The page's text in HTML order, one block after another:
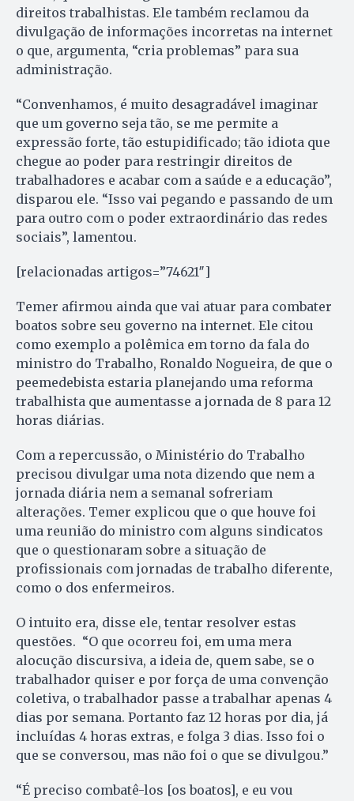
direitos trabalhistas. Ele também reclamou da
divulgação de informações incorretas na internet
o que, argumenta, “cria problemas” para sua
administração.
“Convenhamos, é muito desagradável imaginar
que um governo seja tão, se me permite a
expressão forte, tão estupidificado; tão idiota que
chegue ao poder para restringir direitos de
trabalhadores e acabar com a saúde e a educação”,
disparou ele. “Isso vai pegando e passando de um
para outro com o poder extraordinário das redes
sociais”, lamentou.
[relacionadas artigos=”74621″]
Temer afirmou ainda que vai atuar para combater
boatos sobre seu governo na internet. Ele citou
como exemplo a polêmica em torno da fala do
ministro do Trabalho, Ronaldo Nogueira, de que o
peemedebista estaria planejando uma reforma
trabalhista que aumentasse a jornada de 8 para 12
horas diárias.
Com a repercussão, o Ministério do Trabalho
precisou divulgar uma nota dizendo que nem a
jornada diária nem a semanal sofreriam
alterações. Temer explicou que o que houve foi
uma reunião do ministro com alguns sindicatos
que o questionaram sobre a situação de
profissionais com jornadas de trabalho diferente,
como o dos enfermeiros.
O intuito era, disse ele, tentar resolver estas
questões. “O que ocorreu foi, em uma mera
alocução discursiva, a ideia de, quem sabe, se o
trabalhador quiser e por força de uma convenção
coletiva, o trabalhador passe a trabalhar apenas 4
dias por semana. Portanto faz 12 horas por dia, já
incluídas 4 horas extras, e folga 3 dias. Isso foi o
que se conversou, mas não foi o que se divulgou.”
“É preciso combatê-los [os boatos], e eu vou